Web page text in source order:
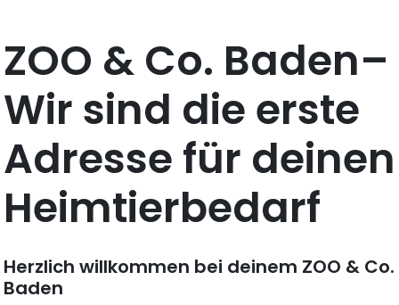
ZOO & Co. Baden–
Wir sind die erste
Adresse für deinen
Heimtierbedarf
Herzlich willkommen bei deinem ZOO & Co.
Baden